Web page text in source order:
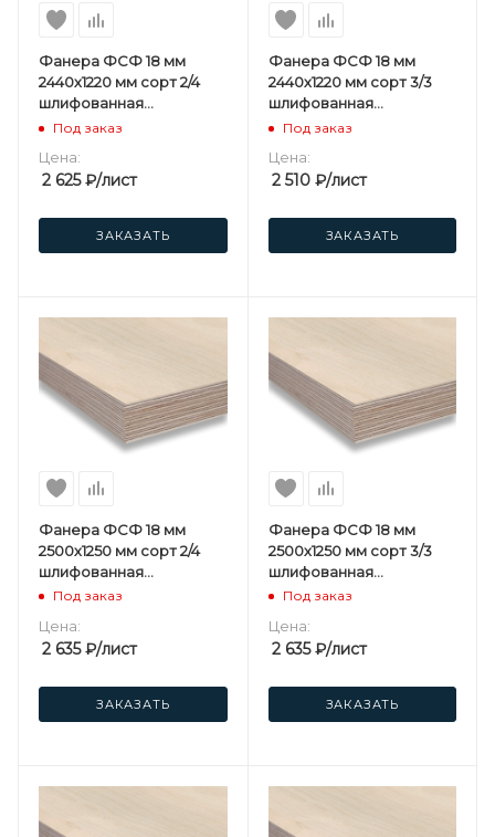
Фанера ФСФ 18 мм
2440х1220 мм сорт 2/4
шлифованная
березовая
Под заказ
Цена:
2 625₽/лист
ЗАКАЗАТЬ
Фанера ФСФ 18 мм
2440х1220 мм сорт 3/3
шлифованная
березовая
Под заказ
Цена:
2 510₽/лист
ЗАКАЗАТЬ
Фанера ФСФ 18 мм
2500х1250 мм сорт 2/4
шлифованная
березовая
Под заказ
Цена:
2 635₽/лист
ЗАКАЗАТЬ
Фанера ФСФ 18 мм
2500х1250 мм сорт 3/3
шлифованная
березовая
Под заказ
Цена:
2 635₽/лист
ЗАКАЗАТЬ